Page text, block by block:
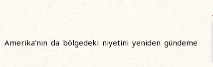
Amerika’nın da bölgedeki niyetini yeniden gündeme